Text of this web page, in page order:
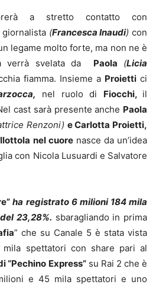
a stretto contatto con
giornalista (Francesca Inaudi) con
legame molto forte, ma non ne è
verrà svelata da Paola (Licia
fiamma. Insieme a Proietti ci
nel ruolo di Fiocchi, il
cast sarà presente anche Paola
Renzoni) e Carlotta Proietti,
nel cuorenasce da un’idea
con Nicola Lusuardi e Salvatore
ha registrato 6 milioni 184 mila
23,28%. sbaragliando in prima
” che su Canale 5 è stata vista
spettatori con share pari al
“Pechino Express”su Rai 2 che è
e 45 mila spettatori e uno